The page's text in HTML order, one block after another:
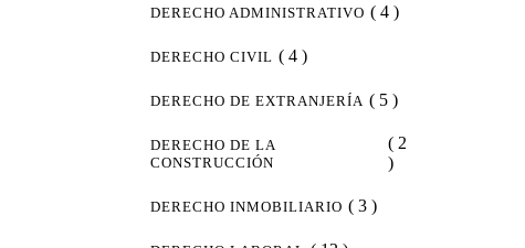
DERECHO ADMINISTRATIVO ( 4 )
DERECHO CIVIL ( 4 )
DERECHO DE EXTRANJERÍA ( 5 )
DERECHO DE LA
CONSTRUCCIÓN
( 2
)
DERECHO INMOBILIARIO ( 3 )